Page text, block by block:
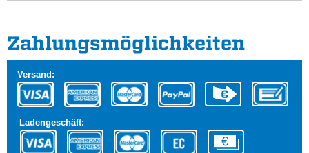
Zahlungs­möglichkeiten
Versand:
Ladengeschäft: